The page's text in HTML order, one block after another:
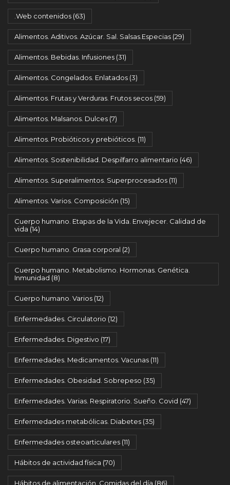
.Web contenidos (63)
Alimentos. Aditivos. Azúcar. Sal. Salsas.Especias (29)
Alimentos. Bebidas. Infusiones (31)
Alimentos. Congelados. Enlatados (3)
Alimentos. Frutas y Verduras. Frutos secos (59)
Alimentos. Malsanos. Dulces (7)
Alimentos. Probióticos y prebióticos. (11)
Alimentos. Sostenibilidad. Despilfarro alimentario (46)
Alimentos. Superalimentos. Superprocesados (11)
Alimentos. Varios. Composición (15)
Cuerpo humano. Etapas de la Vida. Envejecer. Calidad de
vida (14)
Cuerpo humano. Grasa corporal (2)
Cuerpo humano. Metabolismo. Hormonas. Genética.
Inmunidad (8)
Cuerpo humano. Varios (12)
Enfermedades. Circulatorio (12)
Enfermedades. Digestivo (17)
Enfermedades. Medicamentos. Vacunas (11)
Enfermedades. Obesidad. Sobrepeso (35)
Enfermedades. Varias. Respiratorio. Sueño. Covid (47)
Enfermedades metabólicas. Diabetes (35)
Enfermedades osteoarticulares (11)
Hábitos de actividad física (70)
Hábitos de alimentación. Comidas del día (86)